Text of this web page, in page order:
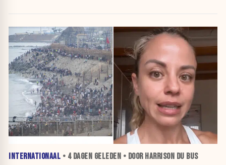
INTERNATIONAAL • 4 DAGEN GELEDEN • DOOR HARRISON DU BUS